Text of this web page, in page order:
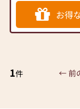
◆◆ お陰様で創業
国内130店舗以上
メリットと東証上
3,000基のお墓を納
す。「お仏壇のはせ
お得
1件 ← 前